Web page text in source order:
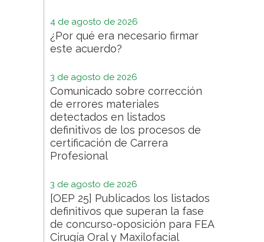
4 de agosto de 2026
¿Por qué era necesario firmar
este acuerdo?
3 de agosto de 2026
Comunicado sobre corrección
de errores materiales
detectados en listados
definitivos de los procesos de
certificación de Carrera
Profesional
3 de agosto de 2026
[OEP 25] Publicados los listados
definitivos que superan la fase
de concurso-oposición para FEA
Cirugía Oral y Maxilofacial